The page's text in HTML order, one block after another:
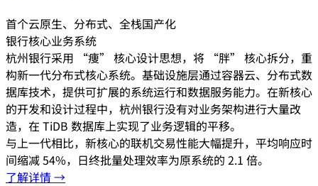
首个云原生、分布式、全栈国产化
银行核心业务系统
杭州银行采用 “痩” 核心设计思想，将 “胖” 核心拆分，重
构新一代分布式核心系统。基础设施层通过容器云、分布式数
据库技术，提供可扩展的系统运行和数据服务能力。在新核心
的开发和设计过程中，杭州银行没有对业务架构进行大量改
造，在 TiDB 数据库上实现了业务逻辑的平移。
与上一代相比，新核心的联机交易性能大幅提升，平均响应时
间缩减 54%，日终批量处理效率为原系统的 2.1 倍。
了解详情 →